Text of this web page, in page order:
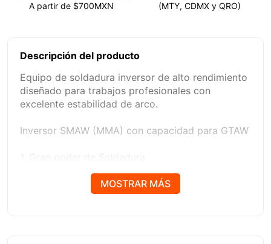
A partir de $700MXN
(MTY, CDMX y QRO)
Descripción del producto
Equipo de soldadura inversor de alto rendimiento
diseñado para trabajos profesionales con
excelente estabilidad de arco.
Inversor SMAW (MMA) con capacidad para GTAW
2. Excelente ahorrador
3. Función Auto-line
4. Lift Tig Process
MOSTRAR MÁS